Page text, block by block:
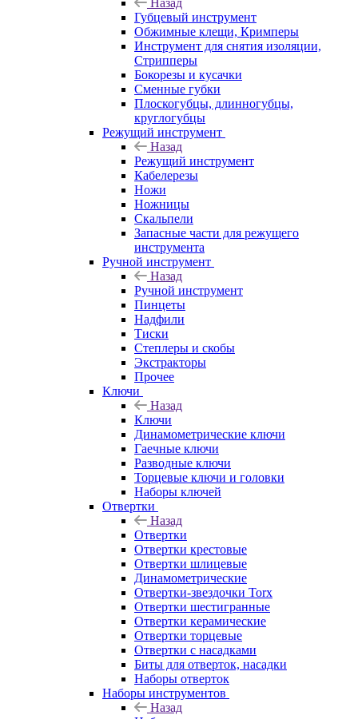
Назад
Губцевый инструмент
Обжимные клещи, Кримперы
Инструмент для снятия изоляции,
Стрипперы
Бокорезы и кусачки
Сменные губки
Плоскогубцы, длинногубцы,
круглогубцы
Режущий инструмент
Назад
Режущий инструмент
Кабелерезы
Ножи
Ножницы
Скальпели
Запасные части для режущего
инструмента
Ручной инструмент
Назад
Ручной инструмент
Пинцеты
Надфили
Тиски
Степлеры и скобы
Экстракторы
Прочее
Ключи
Назад
Ключи
Динамометрические ключи
Гаечные ключи
Разводные ключи
Торцевые ключи и головки
Наборы ключей
Отвертки
Назад
Отвертки
Отвертки крестовые
Отвертки шлицевые
Динамометрические
Отвертки-звездочки Torx
Отвертки шестигранные
Отвертки керамические
Отвертки торцевые
Отвертки с насадками
Биты для отверток, насадки
Наборы отверток
Наборы инструментов
Назад